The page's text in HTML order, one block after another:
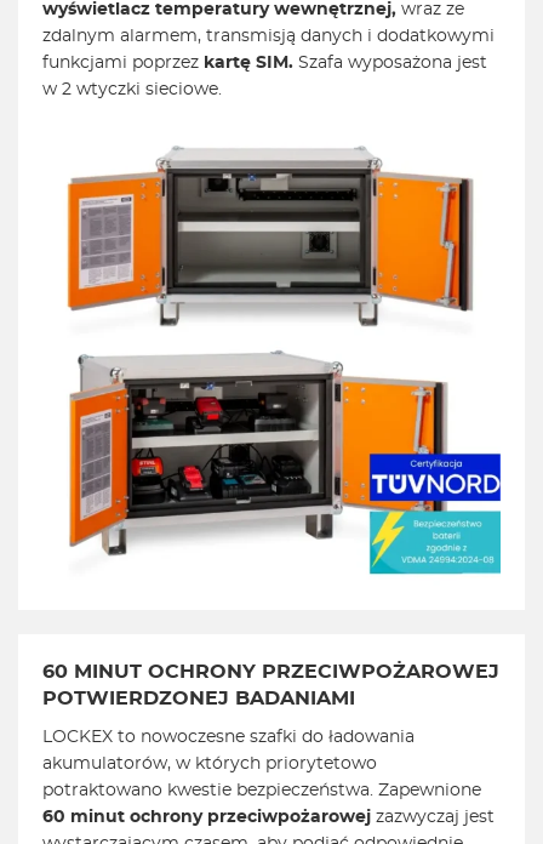
wyświetlacz temperatury wewnętrznej, wraz ze
zdalnym alarmem, transmisją danych i dodatkowymi
funkcjami poprzez kartę SIM. Szafa wyposażona jest
w 2 wtyczki sieciowe.
60 MINUT OCHRONY PRZECIWPOŻAROWEJ
POTWIERDZONEJ BADANIAMI
LOCKEX to nowoczesne szafki do ładowania
akumulatorów, w których priorytetowo
potraktowano kwestie bezpieczeństwa. Zapewnione
60 minut ochrony przeciwpożarowej zazwyczaj jest